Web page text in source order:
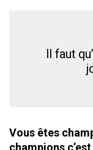
Il faut
Vous êtes